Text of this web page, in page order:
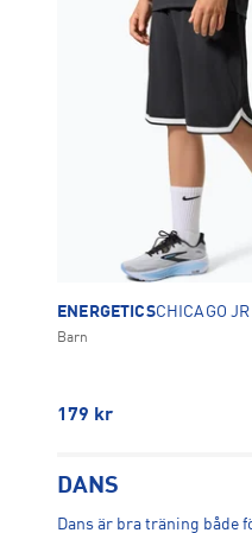
ENERGETICSCHICAGO
Barn
179 kr
DANS
Dans är bra träning både